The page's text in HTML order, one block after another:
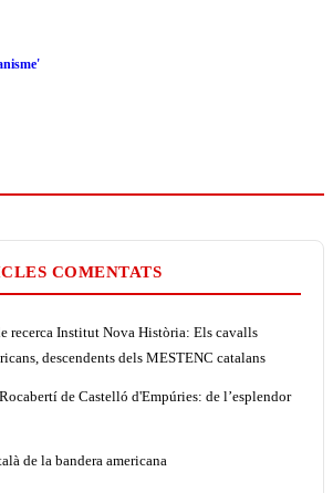
COMENTATS
recerca Institut Nova Història: Els cavalls
descendents dels MESTENC catalans
de Castelló d'Empúries: de l’esplendor
de la bandera americana